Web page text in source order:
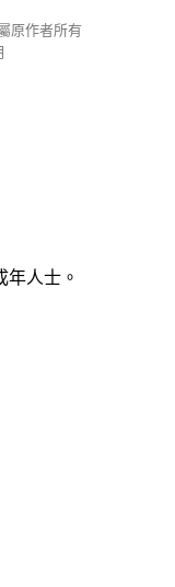
原作者所有
年人士。